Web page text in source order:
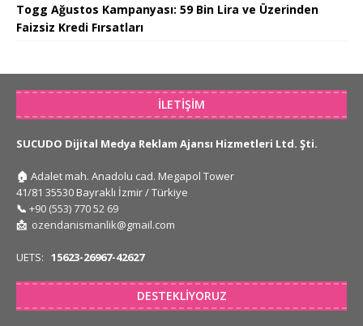
Togg Ağustos Kampanyası: 59 Bin Lira ve Üzerinden
Faizsiz Kredi Fırsatları
İLETIŞIM
SUCUDO Dijital Medya Reklam Ajansı Hizmetleri Ltd. Şti.
🏠 Adalet mah. Anadolu cad. Megapol Tower
41/81 35530 Bayraklı İzmir / Türkiye
📞 +90 (553) 770 52 69
📩 ozendanismanlik@gmail.com
UETS: 15623-26967-42627
DESTEKLIYORUZ